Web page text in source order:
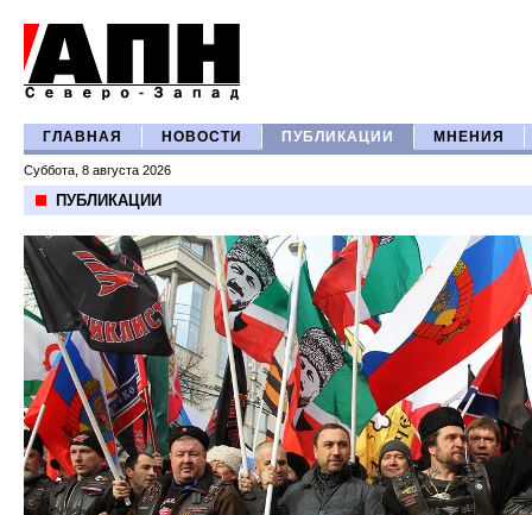
ГЛАВНАЯ НОВОСТИ ПУБЛИКАЦИИ МНЕНИЯ
Суббота, 8 августа 2026
ПУБЛИКАЦИИ